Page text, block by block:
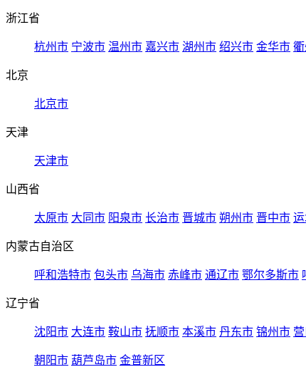
浙江省
杭州市 宁波市 温州市 嘉兴市 湖州市 绍兴市 金华市
北京
北京市
天津
天津市
山西省
太原市 大同市 阳泉市 长治市 晋城市 朔州市 晋中市
内蒙古自治区
呼和浩特市 包头市 乌海市 赤峰市 通辽市 鄂尔多斯市
辽宁省
沈阳市 大连市 鞍山市 抚顺市 本溪市 丹东市 锦州市
朝阳市 葫芦岛市 金普新区